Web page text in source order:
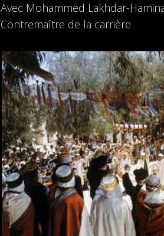
Avec Mohammed Lakhdar-
Contremaître de la carrière